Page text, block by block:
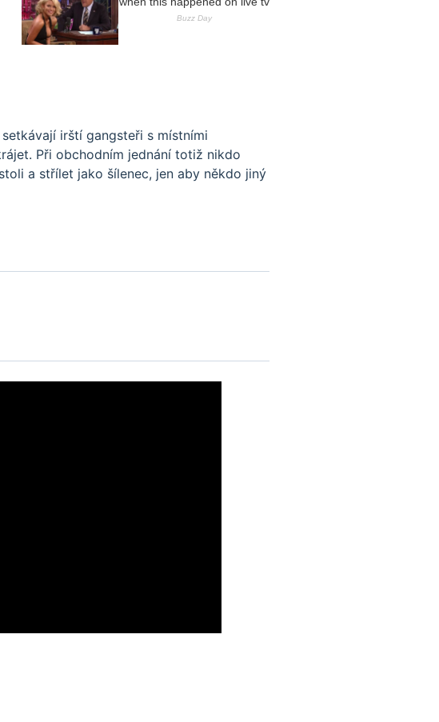
irští gangsteři s místními
Při obchodním jednání totiž nikdo
a střílet jako šílenec, jen aby někdo jiný